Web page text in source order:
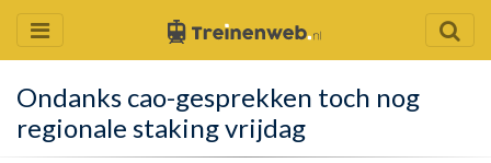
Ondanks cao-gesprekken toch nog
regionale staking vrijdag